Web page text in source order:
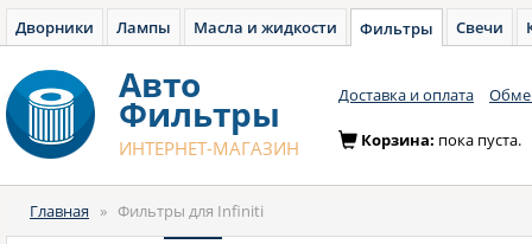
Дворники Лампы Масла и жидкости Фильтры Свечи
Авто
Фильтры
ИНТЕРНЕТ-МАГАЗИН
Доставка и оплата
Корзина: пока пуста.
Главная » Фильтры для Infiniti